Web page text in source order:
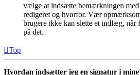
vælge at indsætte bemærkningen
redigeret og hvorfor. Vær
brugere ikke kan slette et indlæg, når
på det.
Top
Hvordan indsætter jeg en signatur i